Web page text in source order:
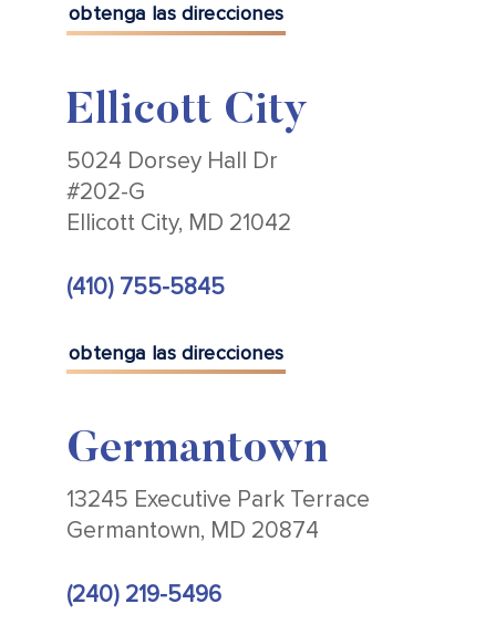
obtenga las direcciones
Ellicott City
5024 Dorsey Hall Dr
#202-G
Ellicott City, MD 21042
(410) 755-5845
obtenga las direcciones
Germantown
13245 Executive Park Terrace
Germantown, MD 20874
(240) 219-5496